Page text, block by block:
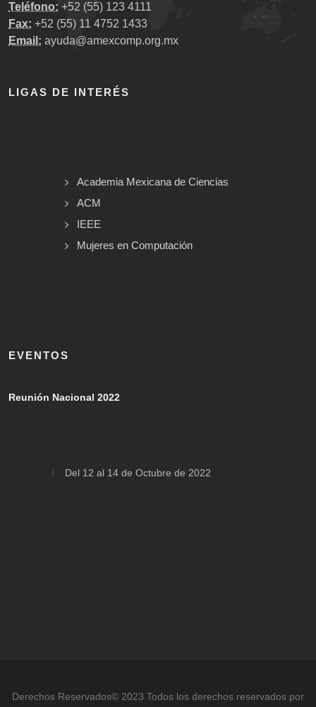
Teléfono: +52 (55) 123 4111
Fax: +52 (55) 11 4752 1433
Email: ayuda@amexcomp.org.mx
LIGAS DE INTERÉS
Academia Mexicana de Ciencias
ACM
IEEE
Mujeres en Computación
EVENTOS
Reunión Nacional 2022
Del 12 al 14 de Octubre de 2022
Derechos Reservados© 2023 Todos los derechos reservados por